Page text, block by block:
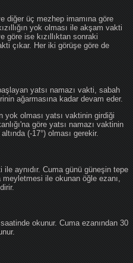
diğer üç mezhep imamına göre
yok olması ile akşam vakti
göre ise kızıllıktan sonraki
çıkar. Her iki görüşe göre de
yatsı namazı vakti, sabah
ağarmasına kadar devam eder.
yok olması yatsı vaktinin girdiği
göre yatsı namazı vaktinin
(-17°) olması gerekir.
aynıdır. Cuma günü güneşin tepe
meyletmesi ile okunan öğle ezanı,
okunur. Cuma ezanından 30